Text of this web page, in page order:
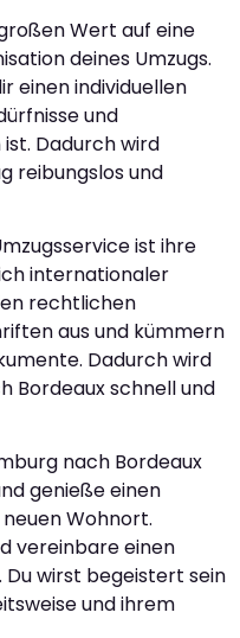
Wert auf eine
deines Umzugs.
einen individuellen
und
Dadurch wird
reibungslos und
ist ihre
internationaler
rechtlichen
aus und kümmern
Dadurch wird
Bordeaux schnell und
nach Bordeaux
genieße einen
Wohnort.
vereinbare einen
wirst begeistert sein
und ihrem